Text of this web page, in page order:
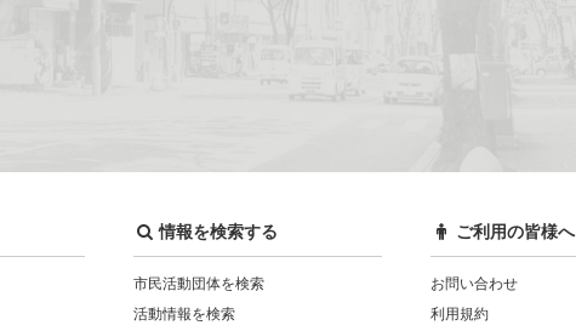
情報を検索する
市民活動団体を検索
活動情報を検索
ご利用の皆様へ
お問い合わせ
利用規約